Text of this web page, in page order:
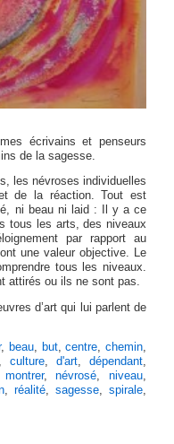
écrivains et penseurs
de la sagesse.
les névroses individuelles
de la réaction. Tout est
ni beau ni laid : Il y a ce
tous les arts, des niveaux
par rapport au
une valeur objective. Le
tous les niveaux.
attirés ou ils ne sont pas.
d’art qui lui parlent de
, beau, but,centre,chemin,
, culture, d'art, dépendant,
montrer,névrosé, niveau,
,réalité,sagesse,spirale,